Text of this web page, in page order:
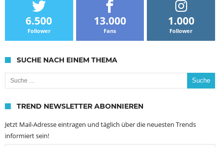
6.500
Follower
13.000
Fans
1.000
Follower
SUCHE NACH EINEM THEMA
Suche nach:
TREND NEWSLETTER ABONNIEREN
Jetzt Mail-Adresse eintragen und täglich über die neuesten Trends
informiert sein!